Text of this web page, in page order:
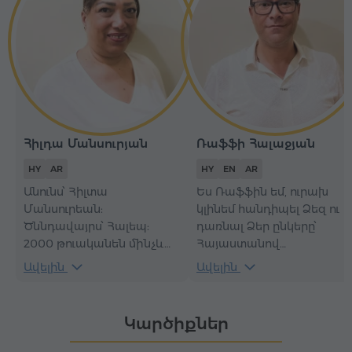
Հիլդա Մանսուրյան
HY AR
Անունս՝ Հիլտա
Մանսուրեան:
Ծննդավայրս՝ Հալեպ:
2000 թուականեն մինչև
այսօր կամավոր
կաշխատեմ ՀՕՄ-ի (Հայ
ասեղնագործ և սբօսավ:
Ինչո՞ւ ընտրել ինձ: Կուզեմ՝
Ավելին
Ռաֆֆի Հալաջյան
HY EN AR
Ես Ռաֆֆին եմ, ուրախ
կլինեմ հանդիպել Ձեզ ու
դառնալ Ձեր ընկերը՝
Հայաստանով
շրջագայության
ընթացքում։ Ազգությամբ
աշխատանքս
առանձնահատուկ
Ավելին
Կարծիքներ